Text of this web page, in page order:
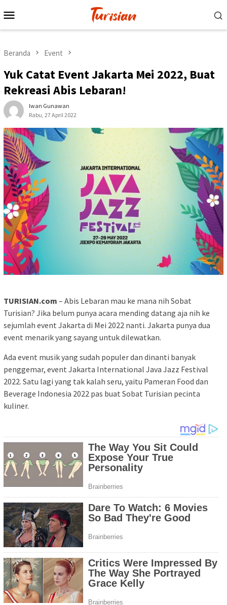
ke
Mobile
Beranda Event
Yuk Catat Event Jakarta Mei 2022, Buat
Rekreasi Abis Lebaran!
Iwan Gunawan
Rabu, 27 April 2022
TURISIAN.com – Abis Lebaran mau ke mana nih Sobat
Turisian? Jika belum punya acara mending datang aja nih ke
sejumlah event Jakarta di Mei 2022 nanti. Jakarta punya dua
event menarik yang sayang untuk dilewatkan.
Ada event musik yang sudah populer dan dinanti banyak
penggemar, event Jakarta International Java Jazz Festival
2022. Satu lagi yang tak kalah seru, yaitu Pameran Food dan
Beverage Indonesia 2022 pas buat Sobat Turisian pecinta
kuliner.